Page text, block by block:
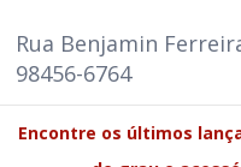
Rua Benjamin
98456-6764
Encontre os últimos